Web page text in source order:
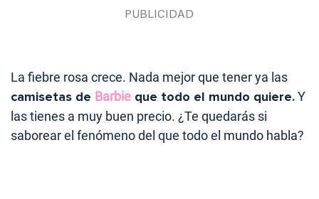
La fiebre rosa crece. Nada mejor que tener ya las
camisetas de Barbie que todo el mundo quiere.Y
las tienes a muy buen precio. ¿Te quedarás si
saborear el fenómeno del que todo el mundo habla?